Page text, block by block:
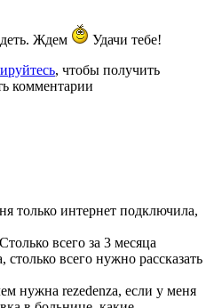
Ждем
Удачи тебе!
, чтобы получить
комментарии
только интернет подключила,
всего за 3 месяца
всего нужно рассказать
нужна rezedenza, если у меня